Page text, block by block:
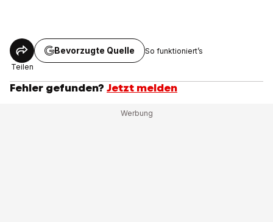
Teilen
Bevorzugte Quelle So funktioniert’s
Fehler gefunden? Jetzt melden